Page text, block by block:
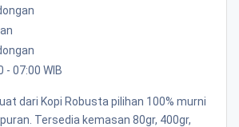
- 07:00 WIB
dari Kopi Robusta pilihan 100% murni
Tersedia kemasan 80gr, 400gr,